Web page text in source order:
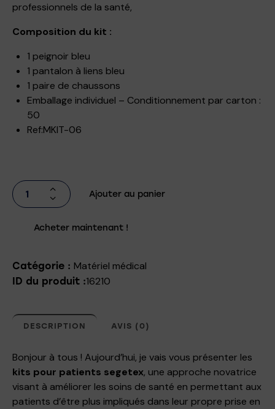
professionnels de la santé,
Composition du kit :
1 peignoir bleu
1 pantalon à liens bleu
1 paire de chaussons
Emballage individuel – Conditionnement par carton :
50
Ref:MKIT-06
Ajouter au panier
Acheter maintenant !
Catégorie : Matériel médical
ID du produit :16210
DESCRIPTION AVIS (0)
Bonjour à tous ! Aujourd’hui, je vais vous présenter les
kits pour patients segetex, une approche novatrice
visant à améliorer les soins de santé en permettant aux
patients d’être plus impliqués dans leur propre prise en